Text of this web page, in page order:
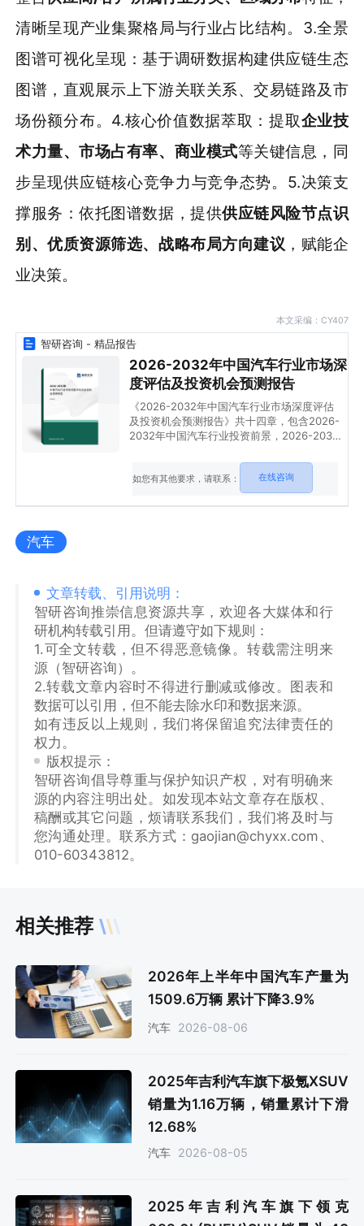
清晰呈现产业集聚格局与行业占比结构。3.全景
图谱可视化呈现：基于调研数据构建供应链生态
图谱，直观展示上下游关联关系、交易链路及市
场份额分布。4.核心价值数据萃取：提取企业技
术力量、市场占有率、商业模式等关键信息，同
步呈现供应链核心竞争力与竞争态势。5.决策支
撑服务：依托图谱数据，提供供应链风险节点识
别、优质资源筛选、战略布局方向建议 ，赋能企
业决策。
本文采编：CY407
智研咨询 - 精品报告
2026-2032年中国汽车行业市场深
度评估及投资机会预测报告
《2026-2032年中国汽车行业市场深度评估
及投资机会预测报告》共十四章，包含2026-
2032年中国汽车行业投资前景，2026-2032
如您有其他要求，请联系： 在线咨询
汽车
文章转载、引用说明：
智研咨询推崇信息资源共享，欢迎各大媒体和行
研机构转载引用。但请遵守如下规则：
1.可全文转载，但不得恶意镜像。转载需注明来
源（智研咨询）。
2.转载文章内容时不得进行删减或修改。图表和
数据可以引用，但不能去除水印和数据来源。
如有违反以上规则，我们将保留追究法律责任的
权力。
版权提示：
智研咨询倡导尊重与保护知识产权，对有明确来
源的内容注明出处。如发现本站文章存在版权、
稿酬或其它问题，烦请联系我们，我们将及时与
您沟通处理。联系方式：gaojian@chyxx.com、
010-60343812。
相关推荐
2026年上半年中国汽车产量为
1509.6万辆 累计下降3.9%
汽车 2026-08-06
2025年吉利汽车旗下极氪XSUV
销量为1.16万辆，销量累计下滑
12.68%
汽车 2026-08-05
2025年吉利汽车旗下领克